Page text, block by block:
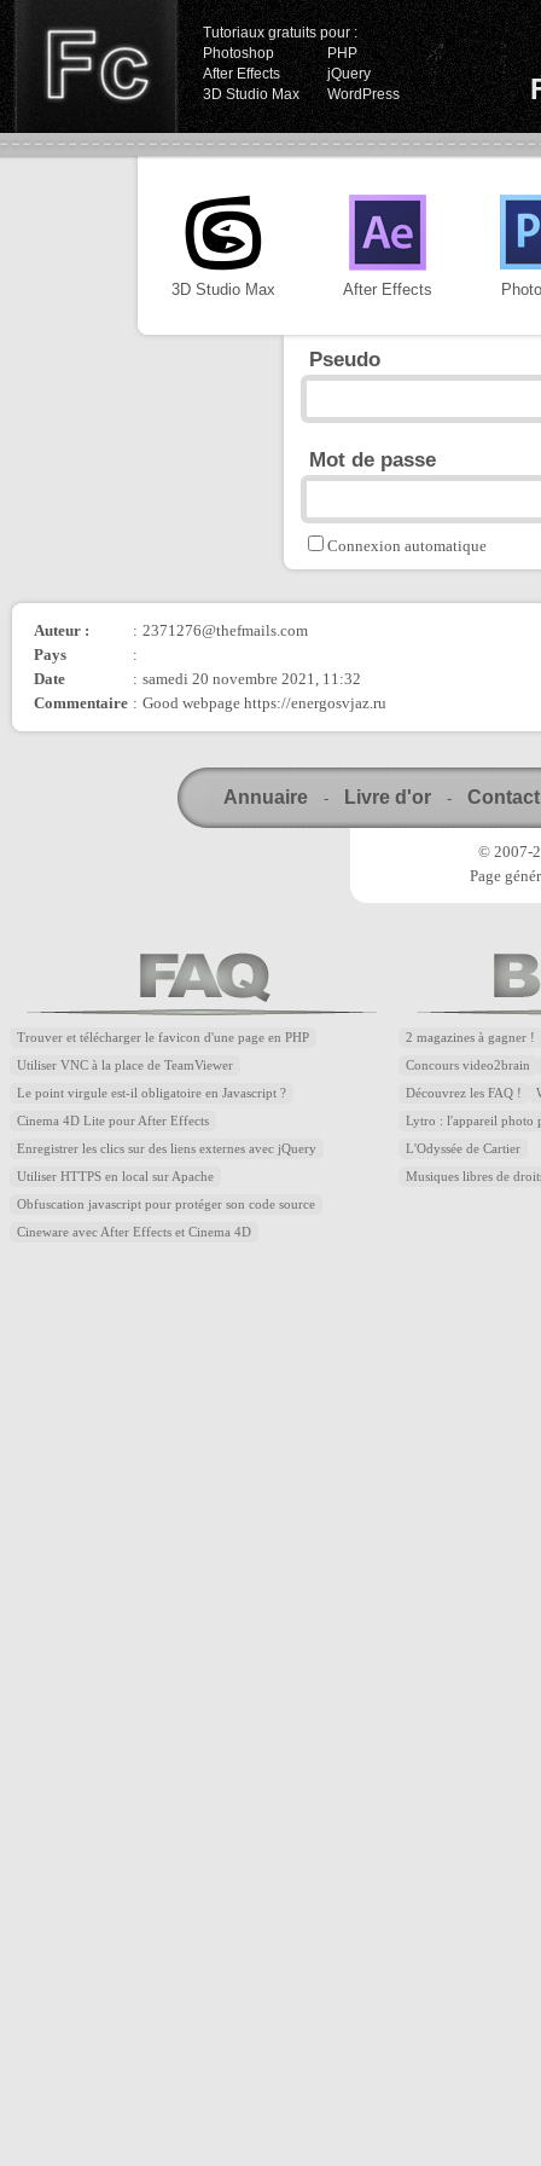
Tutoriaux gratuits pour :
Photoshop
PHP
After Effects
jQuery
3D Studio Max
WordPress
3D Studio Max After Effects
Pseudo
Mot de passe
Connexion automatique
Auteur : : 2371276@thefmails.com
Pays
:
Date
: samedi 20 novembre 2021, 11:32
Commentaire : Good webpage https://energosvjaz.ru
Annuaire - Livre d'or - Contact
© 2007-
Page
Trouver et télécharger le favicon d'une page en PHP
Utiliser VNC à la place de TeamViewer
Le point virgule est-il obligatoire en Javascript ?
Cinema 4D Lite pour After Effects
Enregistrer les clics sur des liens externes avec jQuery
Utiliser HTTPS en local sur Apache
Obfuscation javascript pour protéger son code source
Cineware avec After Effects et Cinema 4D
2 magazines à gagner !
Concours video2brain
Découvrez les FAQ !
Lytro : l'appareil photo
L'Odyssée de Cartier
Musiques libres de